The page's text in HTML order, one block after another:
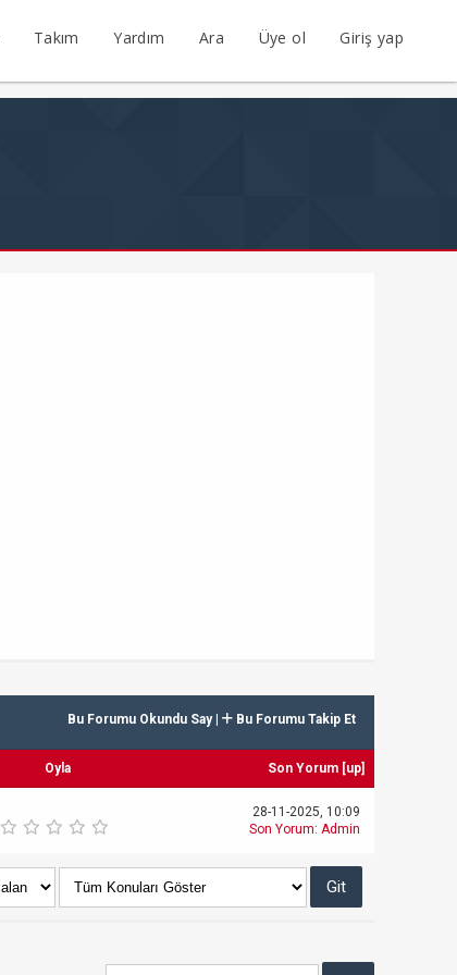
Takım Yardım Ara Üye ol Giriş yap
Bu Forumu Okundu Say| Bu Forumu Takip Et
Oyla Son Yorum [up]
28-11-2025, 10:09
Son Yorum: Admin